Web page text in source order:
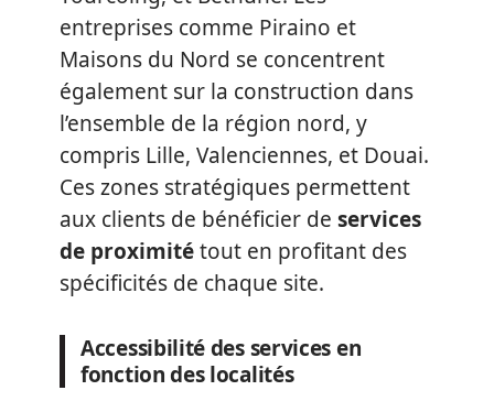
entreprises comme Piraino et
Maisons du Nord se concentrent
également sur la construction dans
l’ensemble de la région nord, y
compris Lille, Valenciennes, et Douai.
Ces zones stratégiques permettent
aux clients de bénéficier de services
de proximitétout en profitant des
spécificités de chaque site.
Accessibilité des services en
fonction des localités